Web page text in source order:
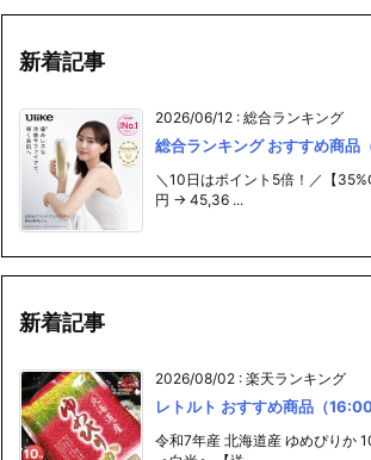
新着記事
2026/06/12 : 総合ランキング
総合ランキング おすすめ商品
＼10日はポイント5倍！／【
円 → 45,36 ...
新着記事
2026/08/02 : 楽天ランキング
レトルト おすすめ商品（16:00
令和7年産 北海道産 ゆめぴりか